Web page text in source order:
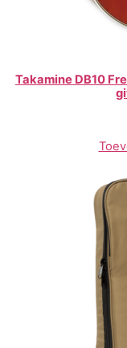
Takamine DB10